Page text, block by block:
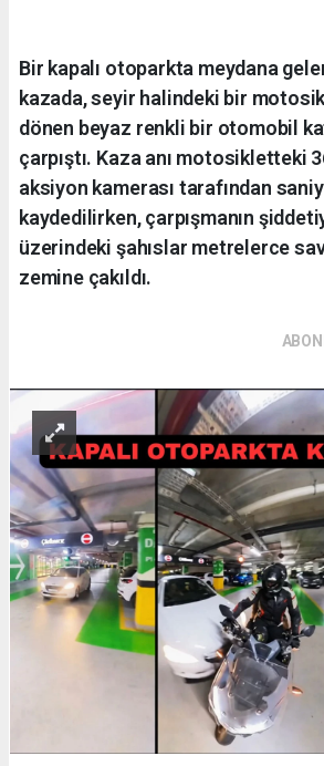
Bir kapalı otoparkta meydana
kazada, seyir halindeki bir
dönen beyaz renkli bir otomobil
çarpıştı. Kaza anı motosikletteki
aksiyon kamerası tarafından
kaydedilirken, çarpışmanın
üzerindeki şahıslar metrelerce
zemine çakıldı.